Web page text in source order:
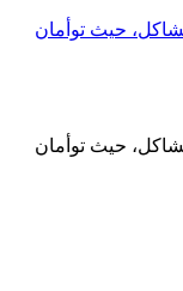
حيث توأمان
حيث توأمان